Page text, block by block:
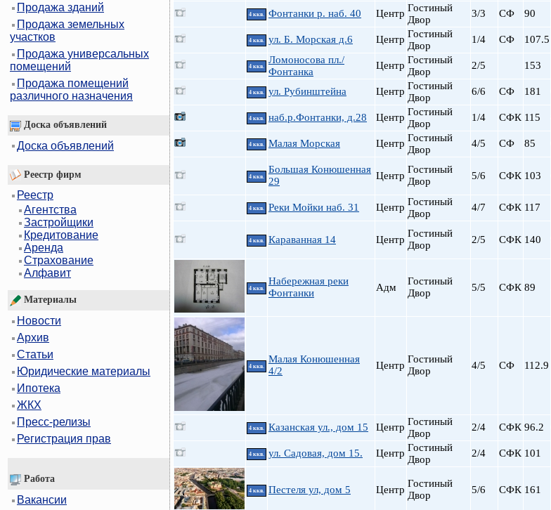
Продажа зданий
Продажа земельных
участков
Продажа универсальных
помещений
Продажа помещений
различного назначения
Доска объявлений
Доска объявлений
Реестр фирм
Реестр
Агентства
Застройщики
Кредитование
Аренда
Страхование
Алфавит
Материалы
Новости
Архив
Статьи
Юридические материалы
Ипотека
ЖКХ
Пресс-релизы
Регистрация прав
Работа
Вакансии
4 ккв. Фонтанки р. наб. 40 Центр Гостиный
Двор
3/3 СФ 90
4 ккв. ул. Б. Морская д.6 Центр Гостиный
Двор
1/4 СФ 107.5
4 ккв.
Ломоносова пл./
Фонтанка
Центр Гостиный
Двор
2/5 153
4 ккв. ул. Рубинштейна Центр Гостиный
Двор
6/6 СФ 181
4 ккв. наб.р.Фонтанки, д.28 Центр Гостиный
Двор
1/4 СФК 115
4 ккв. Малая Морская Центр Гостиный
Двор
4/5 СФ 85
4 ккв.
Большая Конюшенная
29
Центр
Гостиный
Двор
5/6 СФК 103
4 ккв. Реки Мойки наб. 31 Центр Гостиный
Двор
4/7 СФК 117
4 ккв. Караванная 14 Центр
Гостиный
Двор
2/5 СФК 140
4 ккв.
Набережная реки
Фонтанки
Адм
Гостиный
Двор
5/5 СФК 89
4 ккв.
Малая Конюшенная
4/2
Центр
Гостиный
Двор
4/5 СФ 112.9
4 ккв. Казанская ул., дом 15 Центр Гостиный
Двор
2/4 СФК 96.2
4 ккв. ул. Садовая, дом 15. Центр Гостиный
Двор
2/4 СФК 101
4 ккв. Пестеля ул, дом 5 Центр
Гостиный
Двор
5/6 СФК 161